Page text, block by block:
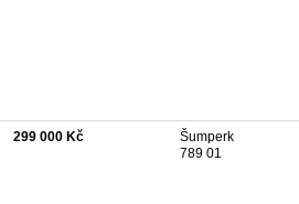
299 000 Kč
Šumperk
789 01